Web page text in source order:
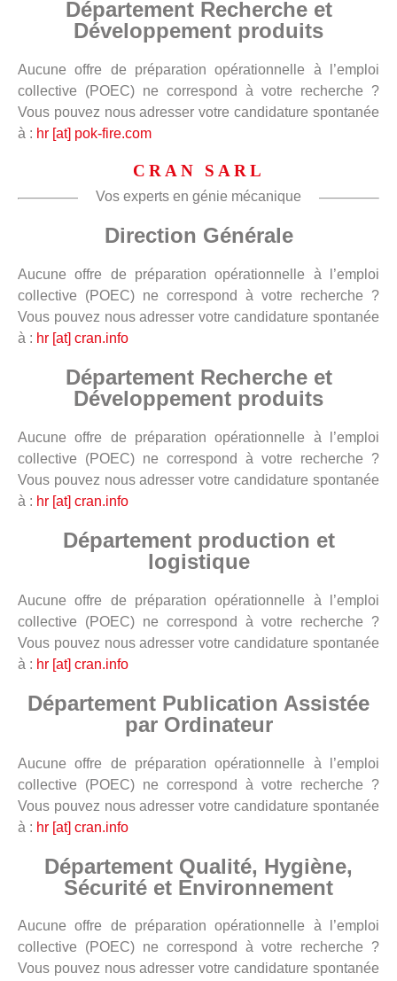
Département Recherche et
Développement produits
Aucune offre de préparation opérationnelle à l’emploi
collective (POEC) ne correspond à votre recherche ?
Vous pouvez nous adresser votre candidature spontanée
à : hr [at] pok-fire.com
CRAN SARL
Vos experts en génie mécanique
Direction Générale
Aucune offre de préparation opérationnelle à l’emploi
collective (POEC) ne correspond à votre recherche ?
Vous pouvez nous adresser votre candidature spontanée
à : hr [at] cran.info
Département Recherche et
Développement produits
Aucune offre de préparation opérationnelle à l’emploi
collective (POEC) ne correspond à votre recherche ?
Vous pouvez nous adresser votre candidature spontanée
à : hr [at] cran.info
Département production et
logistique
Aucune offre de préparation opérationnelle à l’emploi
collective (POEC) ne correspond à votre recherche ?
Vous pouvez nous adresser votre candidature spontanée
à : hr [at] cran.info
Département Publication Assistée
par Ordinateur
Aucune offre de préparation opérationnelle à l’emploi
collective (POEC) ne correspond à votre recherche ?
Vous pouvez nous adresser votre candidature spontanée
à : hr [at] cran.info
Département Qualité, Hygiène,
Sécurité et Environnement
Aucune offre de préparation opérationnelle à l’emploi
collective (POEC) ne correspond à votre recherche ?
Vous pouvez nous adresser votre candidature spontanée